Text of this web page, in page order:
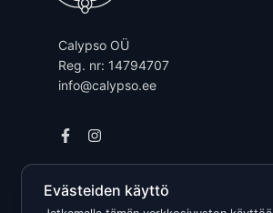
Calypso OÜ
Reg. nr: 14794707
info@calypso.ee
Evästeiden käyttö